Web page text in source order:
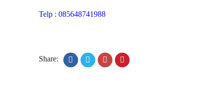
Telp : 085648741988
Share: